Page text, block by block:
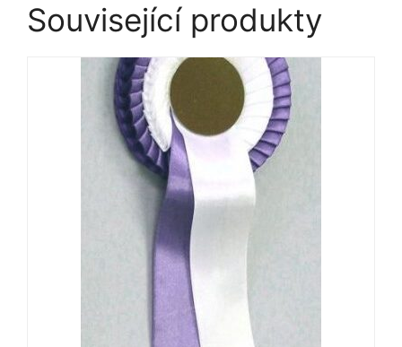
Související produkty